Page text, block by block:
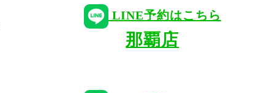
LINE予約はこちら
那覇店